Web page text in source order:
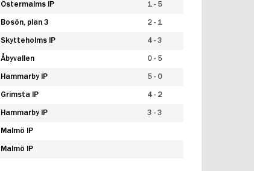
Östermalms IP 1 - 5
Bosön, plan 3 2 - 1
Skytteholms IP 4 - 3
Åbyvallen 0 - 5
Hammarby IP 5 - 0
Grimsta IP 4 - 2
Hammarby IP 3 - 3
Malmö IP
Malmö IP